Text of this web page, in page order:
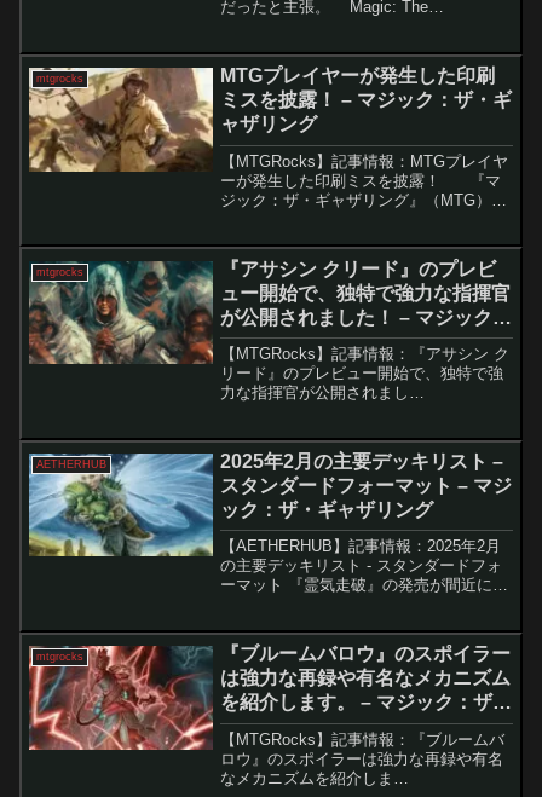
だったと主張。 Magic: The
度か起こってきました。最近では、...
mtgrocks
MTGプレイヤーが発生した印刷
ミスを披露！ – マジック：ザ・ギ
ャザリング
【MTGRocks】記事情報：MTGプレイヤ
ーが発生した印刷ミスを披露！ 『マ
ジック：ザ・ギャザリング』（MTG）の
ッキやコレクターブースターを...
mtgrocks
『アサシン クリード』のプレビ
ュー開始で、独特で強力な指揮官
が公開されました！ – マジック：
ザ・ギャザリング
【MTGRocks】記事情報：『アサシン ク
リード』のプレビュー開始で、独特で強
力な指揮官が公開されまし
がついに登場します。こ...
AETHERHUB
2025年2月の主要デッキリスト –
スタンダードフォーマット – マジ
ック：ザ・ギャザリング
【AETHERHUB】記事情報：2025年2月
の主要デッキリスト - スタンダードフォ
ーマット 『霊気走破』の発売が間近に迫
は、昨年から活躍していたデッキに加え
て、新たな...
mtgrocks
『ブルームバロウ』のスポイラー
は強力な再録や有名なメカニズム
を紹介します。 – マジック：ザ・
ギャザリング
【MTGRocks】記事情報：『ブルームバ
ロウ』のスポイラーは強力な再録や有名
なメカニズムを紹介しま